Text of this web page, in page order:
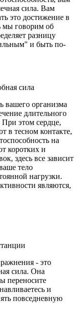
сила. Вам
это достижение в
мы говорим об
разницу
и быть по-
сила
вашего организма
длительного
этом сердце,
в тесном контакте,
на
коротких и
здесь все зависит
тело
нагрузки.
являются,
- это
сила. Она
переносите
и
повседневную